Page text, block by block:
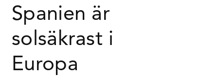
Spanien är
solsäkrast i
Europa